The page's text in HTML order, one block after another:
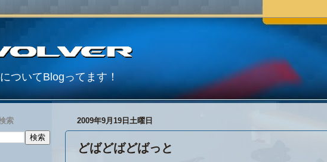
ついてBlogってます！
2009年9月19日土曜日
どばどばどばっと
索